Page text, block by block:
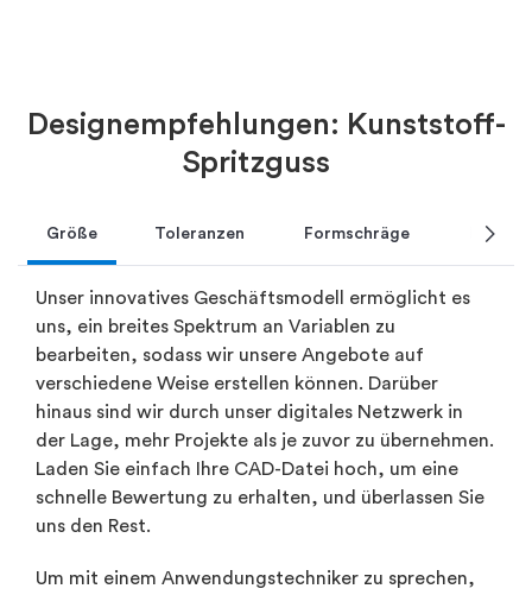
Designempfehlungen: Kunststoff-
Spritzguss
Größe Toleranzen Formschräge chevron_right
Unser innovatives Geschäftsmodell ermöglicht es
uns, ein breites Spektrum an Variablen zu
bearbeiten, sodass wir unsere Angebote auf
verschiedene Weise erstellen können. Darüber
hinaus sind wir durch unser digitales Netzwerk in
der Lage, mehr Projekte als je zuvor zu übernehmen.
Laden Sie einfach Ihre CAD-Datei hoch, um eine
schnelle Bewertung zu erhalten, und überlassen Sie
uns den Rest.
Um mit einem Anwendungstechniker zu sprechen,